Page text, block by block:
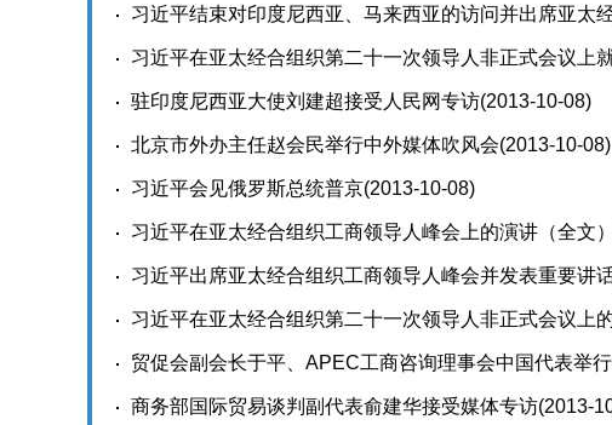
经合组织第二十一次领导人非正式会议(2013-10-09)
习近平结束对印度尼西亚、马来西亚的访问并出席亚太
08)
习近平在亚太经合组织第二十一次领导人非正式会议上
驻印度尼西亚大使刘建超接受人民网专访(2013-10-08)
北京市外办主任赵会民举行中外媒体吹风会(2013-10-08)
习近平会见俄罗斯总统普京(2013-10-08)
习近平在亚太经合组织工商领导人峰会上的演讲（全文）
习近平出席亚太经合组织工商领导人峰会并发表重要讲
习近平在亚太经合组织第二十一次领导人非正式会议上
贸促会副会长于平、APEC工商咨询理事会中国代表举
商务部国际贸易谈判副代表俞建华接受媒体专访(2013-